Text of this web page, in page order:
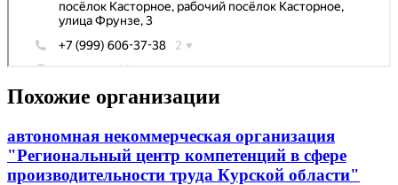
Похожие организации
автономная некоммерческая организация
"Региональный центр компетенций в сфере
производительности труда Курской области"